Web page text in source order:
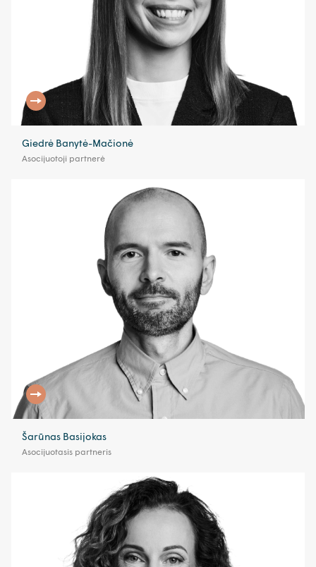
Giedrė Banytė-Mačionė
Asocijuotoji partnerė
Šarūnas Basijokas
Asocijuotasis partneris